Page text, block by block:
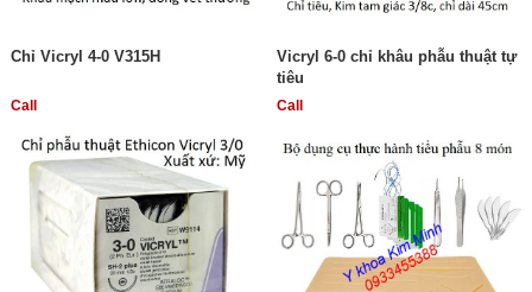
Chỉ Vicryl 4-0 V315H
Call
Vicryl 6-0 chỉ khâu phẫu thuật tự
tiêu
Call